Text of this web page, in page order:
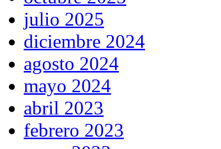
julio 2025
diciembre 2024
agosto 2024
mayo 2024
abril 2023
febrero 2023